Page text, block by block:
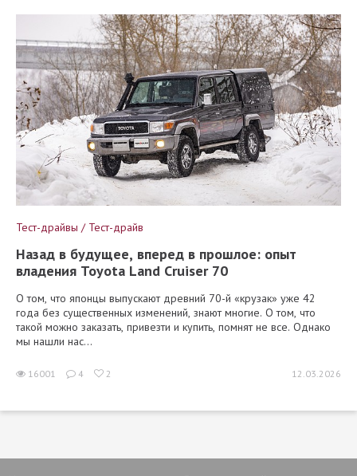
Тест-драйвы / Тест-драйв
Назад в будущее, вперед в прошлое: опыт
владения Toyota Land Cruiser 70
О том, что японцы выпускают древний 70-й «крузак» уже 42
года без существенных изменений, знают многие. О том, что
такой можно заказать, привезти и купить, помнят не все. Однако
мы нашли нас...
16001 4 2 12.03.2026